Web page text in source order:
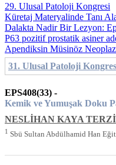
29. Ulusal Patoloji Kongresi
Küretaj Materyalinde Tanı
Dalakta Nadir Bir Lezyon:
P63 pozitif prostatik asiner
Apendiksin Müsinöz
31. Ulusal Patoloji
EPS408(33) -
Kemik ve Yumuşak Doku
NESLİHAN KAYA TERZİ
1 Sbü Sultan Abdülhamid Han